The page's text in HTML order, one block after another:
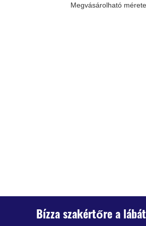
Megvásárolható
Bízza szakértőre a lábát